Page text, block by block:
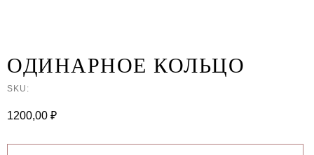
ОДИНАРНОЕ КОЛЬЦО
SKU:
1200,00 ₽